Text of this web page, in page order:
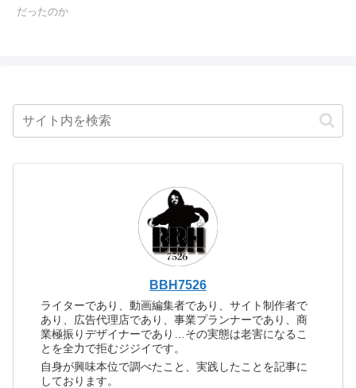
だったのか
BBH7526
ライターであり、動画編集者であり、サイト制作者で
あり、広告代理店であり、事業プランナーであり、商
業極振りデザイナーであり…その実態は老害になるこ
とを全力で拒むジジイです。
自身が興味本位で調べたこと、実践したことを記事に
しております。